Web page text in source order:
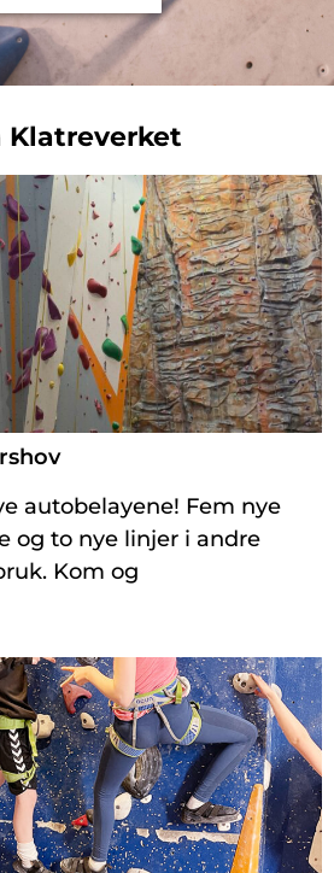
Klatreverket
autobelayene! Fem nye
og to nye linjer i andre
Kom og